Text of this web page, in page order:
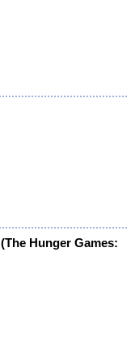
(The Hunger Games: